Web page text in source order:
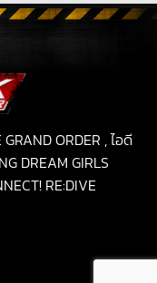
ORDER , ไอดี
DREAM GIRLS
RE:DIVE